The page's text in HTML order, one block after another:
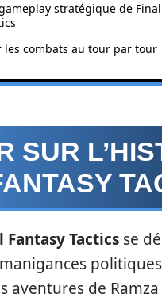
stratégique de Final
combats au tour par tour
SUR
Fantasy Tactics se
aventures de